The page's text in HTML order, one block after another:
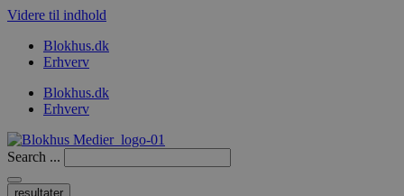
Videre til indhold
Blokhus.dk
Erhverv
Blokhus.dk
Erhverv
Search ...
resultater